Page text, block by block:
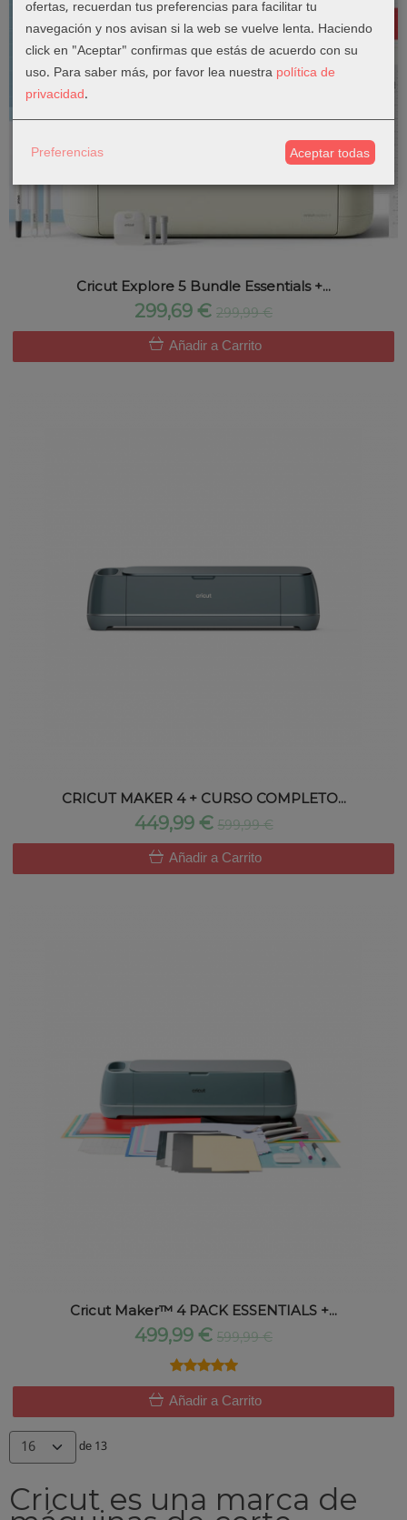
Cricut Explore 5 Bundle Essentials +...
299,69 € 299,99 €
Añadir a Carrito
CRICUT MAKER 4 + CURSO COMPLETO...
449,99 € 599,99 €
Añadir a Carrito
Cricut Maker™ 4 PACK ESSENTIALS +...
499,99 € 599,99 €
★★★★★
★★★★★
Añadir a Carrito
de 13
Cricut es una marca de
ofertas, recuerdan tus preferencias para facilitar tu
navegación y nos avisan si la web se vuelve lenta. Haciendo
click en "Aceptar" confirmas que estás de acuerdo con su
uso. Para saber más, por favor lea nuestra política de
privacidad.
Preferencias Aceptar todas